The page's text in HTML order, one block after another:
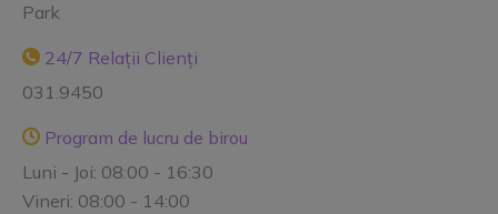
Park
24/7 Relații Clienți
031.9450
Program de lucru de birou
Luni - Joi: 08:00 - 16:30
Vineri: 08:00 - 14:00